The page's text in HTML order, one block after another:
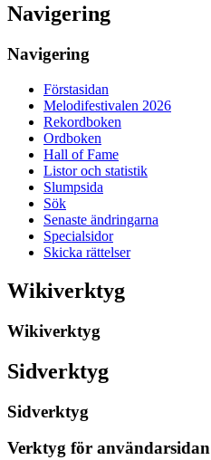
Navigering
Navigering
Förstasidan
Melodifestivalen 2026
Rekordboken
Ordboken
Hall of Fame
Listor och statistik
Slumpsida
Sök
Senaste ändringarna
Specialsidor
Skicka rättelser
Wikiverktyg
Wikiverktyg
Sidverktyg
Sidverktyg
Verktyg för användarsidan